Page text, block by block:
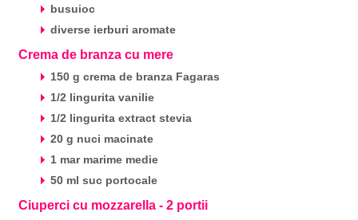
busuioc
diverse ierburi aromate
Crema de branza cu mere
150 g crema de branza Fagaras
1/2 lingurita vanilie
1/2 lingurita extract stevia
20 g nuci macinate
1 mar marime medie
50 ml suc portocale
Ciuperci cu mozzarella - 2 portii